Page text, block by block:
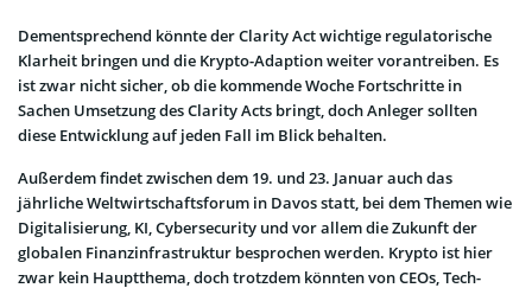
Dementsprechend könnte der Clarity Act wichtige regulatorische
Klarheit bringen und die Krypto-Adaption weiter vorantreiben. Es
ist zwar nicht sicher, ob die kommende Woche Fortschritte in
Sachen Umsetzung des Clarity Acts bringt, doch Anleger sollten
diese Entwicklung auf jeden Fall im Blick behalten.
Außerdem findet zwischen dem 19. und 23. Januar auch das
jährliche Weltwirtschaftsforum in Davos statt, bei dem Themen wie
Digitalisierung, KI, Cybersecurity und vor allem die Zukunft der
globalen Finanzinfrastruktur besprochen werden. Krypto ist hier
zwar kein Hauptthema, doch trotzdem könnten von CEOs, Tech-